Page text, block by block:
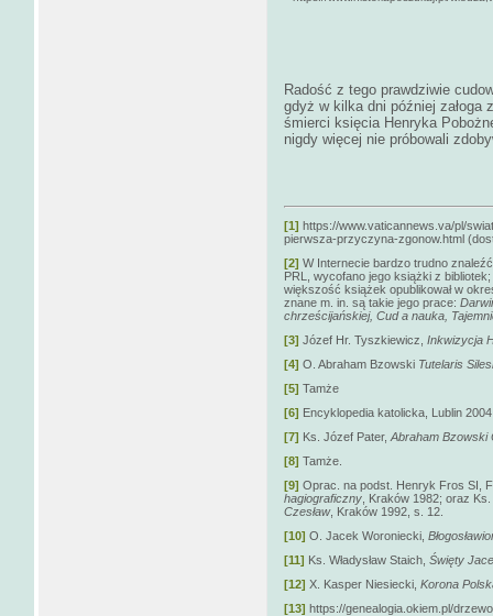
Radość z tego prawdziwie
gdyż w kilka dni później załoga
śmierci księcia Henryka
nigdy więcej nie próbowali
[1] https://www.vaticannews.va/pl/
pierwsza-przyczyna-zgonow.html
[2] W Internecie bardzo trudno
PRL, wycofano jego książki z
większość książek opublikował w
znane m. in. są takie jego prace:
chrześcijańskiej, Cud a nauka,
[3] Józef Hr. Tyszkiewicz, Inkwizycja
[4] O. Abraham Bzowski Tutelaris
[5] Tamże
[6] Encyklopedia katolicka, Lublin
[7] Ks. Józef Pater, Abraham Bzowski
[8] Tamże.
[9] Oprac. na podst. Henryk Fros SI,
hagiograficzny , Kraków 1982; oraz
Czesław, Kraków 1992, s. 12.
[10] O. Jacek Woroniecki,
[11] Ks. Władysław Staich, Święty
[12] X. Kasper Niesiecki, Korona
[13] https://genealogia.okiem.pl/